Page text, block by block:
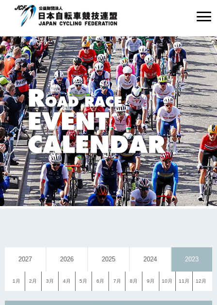
2027 2026 2025 2024 2023
1月 2月 3月 4月 5月 6月 7月 8月 9月 10月 11月 12月